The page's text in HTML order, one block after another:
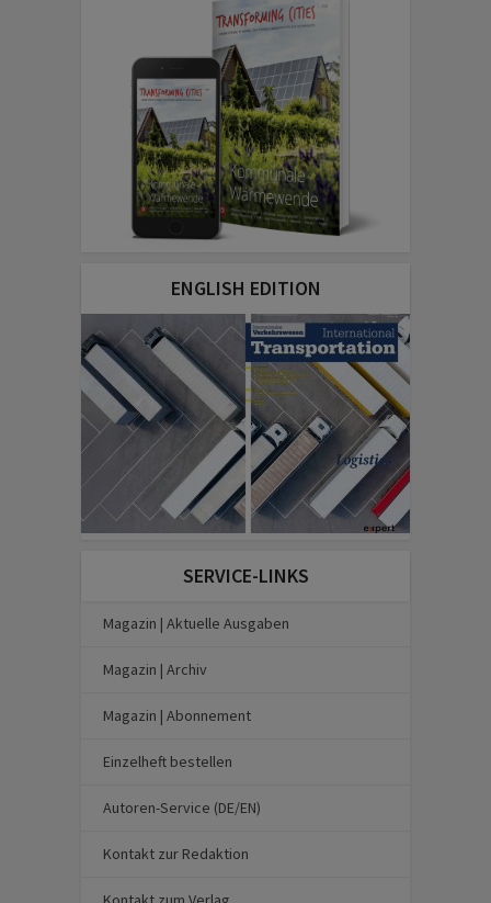
ENGLISH EDITION
SERVICE-LINKS
Magazin | Aktuelle Ausgaben
Magazin | Archiv
Magazin | Abonnement
Einzelheft bestellen
Autoren-Service (DE/EN)
Kontakt zur Redaktion